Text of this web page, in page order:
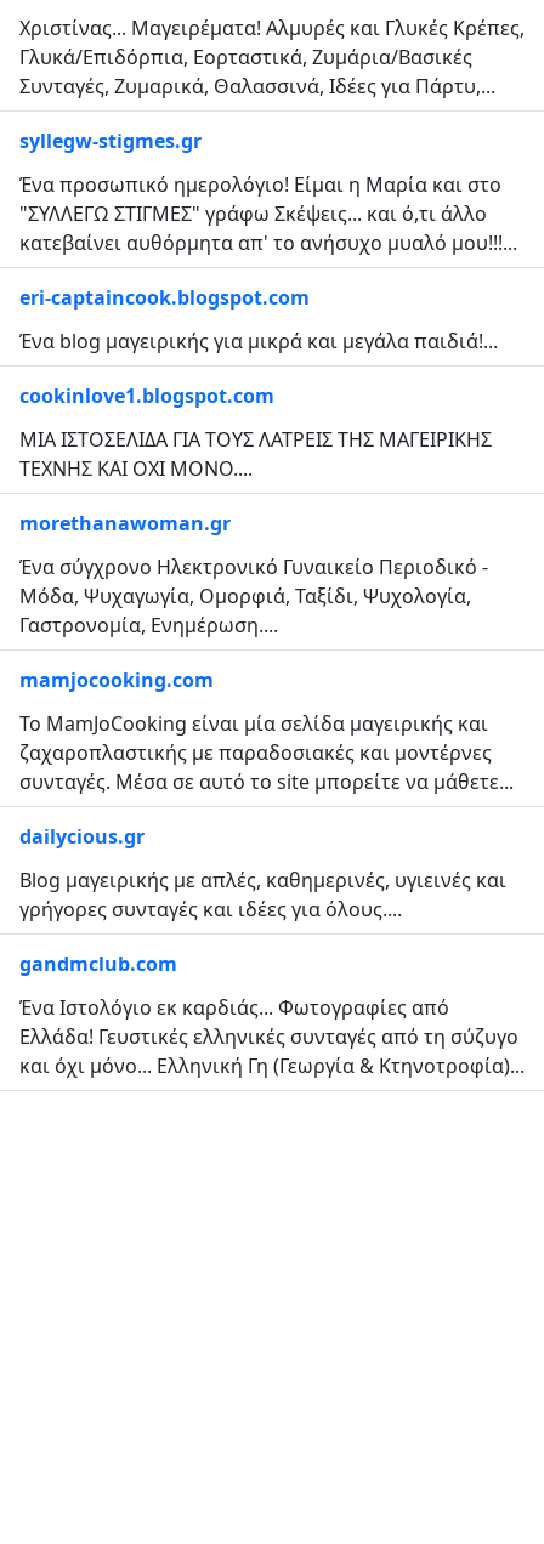
Χριστίνας... Μαγειρέματα! Αλμυρές και Γλυκές Κρέπες,
Γλυκά/Επιδόρπια, Εορταστικά, Ζυμάρια/Βασικές
Συνταγές, Ζυμαρικά, Θαλασσινά, Ιδέες για Πάρτυ,...
syllegw-stigmes.gr
Ένα προσωπικό ημερολόγιο! Είμαι η Μαρία και στο
"ΣΥΛΛΕΓΩ ΣΤΙΓΜΕΣ" γράφω Σκέψεις... και ό,τι άλλο
κατεβαίνει αυθόρμητα απ' το ανήσυχο μυαλό μου!!!...
eri-captaincook.blogspot.com
Ένα blog μαγειρικής για μικρά και μεγάλα παιδιά!...
cookinlove1.blogspot.com
ΜΙΑ ΙΣΤΟΣΕΛΙΔΑ ΓΙΑ ΤΟΥΣ ΛΑΤΡΕΙΣ ΤΗΣ ΜΑΓΕΙΡΙΚΗΣ
ΤΕΧΝΗΣ ΚΑΙ ΟΧΙ ΜΟΝΟ....
morethanawoman.gr
Ένα σύγχρονο Ηλεκτρονικό Γυναικείο Περιοδικό -
Μόδα, Ψυχαγωγία, Ομορφιά, Ταξίδι, Ψυχολογία,
Γαστρονομία, Ενημέρωση....
mamjocooking.com
Το MamJoCooking είναι μία σελίδα μαγειρικής και
ζαχαροπλαστικής με παραδοσιακές και μοντέρνες
συνταγές. Μέσα σε αυτό το site μπορείτε να μάθετε...
dailycious.gr
Blog μαγειρικής με απλές, καθημερινές, υγιεινές και
γρήγορες συνταγές και ιδέες για όλους....
gandmclub.com
Ένα Ιστολόγιο εκ καρδιάς... Φωτογραφίες από
Ελλάδα! Γευστικές ελληνικές συνταγές από τη σύζυγο
και όχι μόνο... Ελληνική Γη (Γεωργία & Κτηνοτροφία)...